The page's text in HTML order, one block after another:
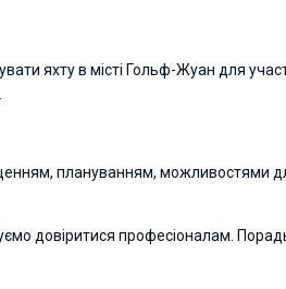
яхту в місті Гольф-Жуан для
плануванням, можливостями
довіритися професіоналам.